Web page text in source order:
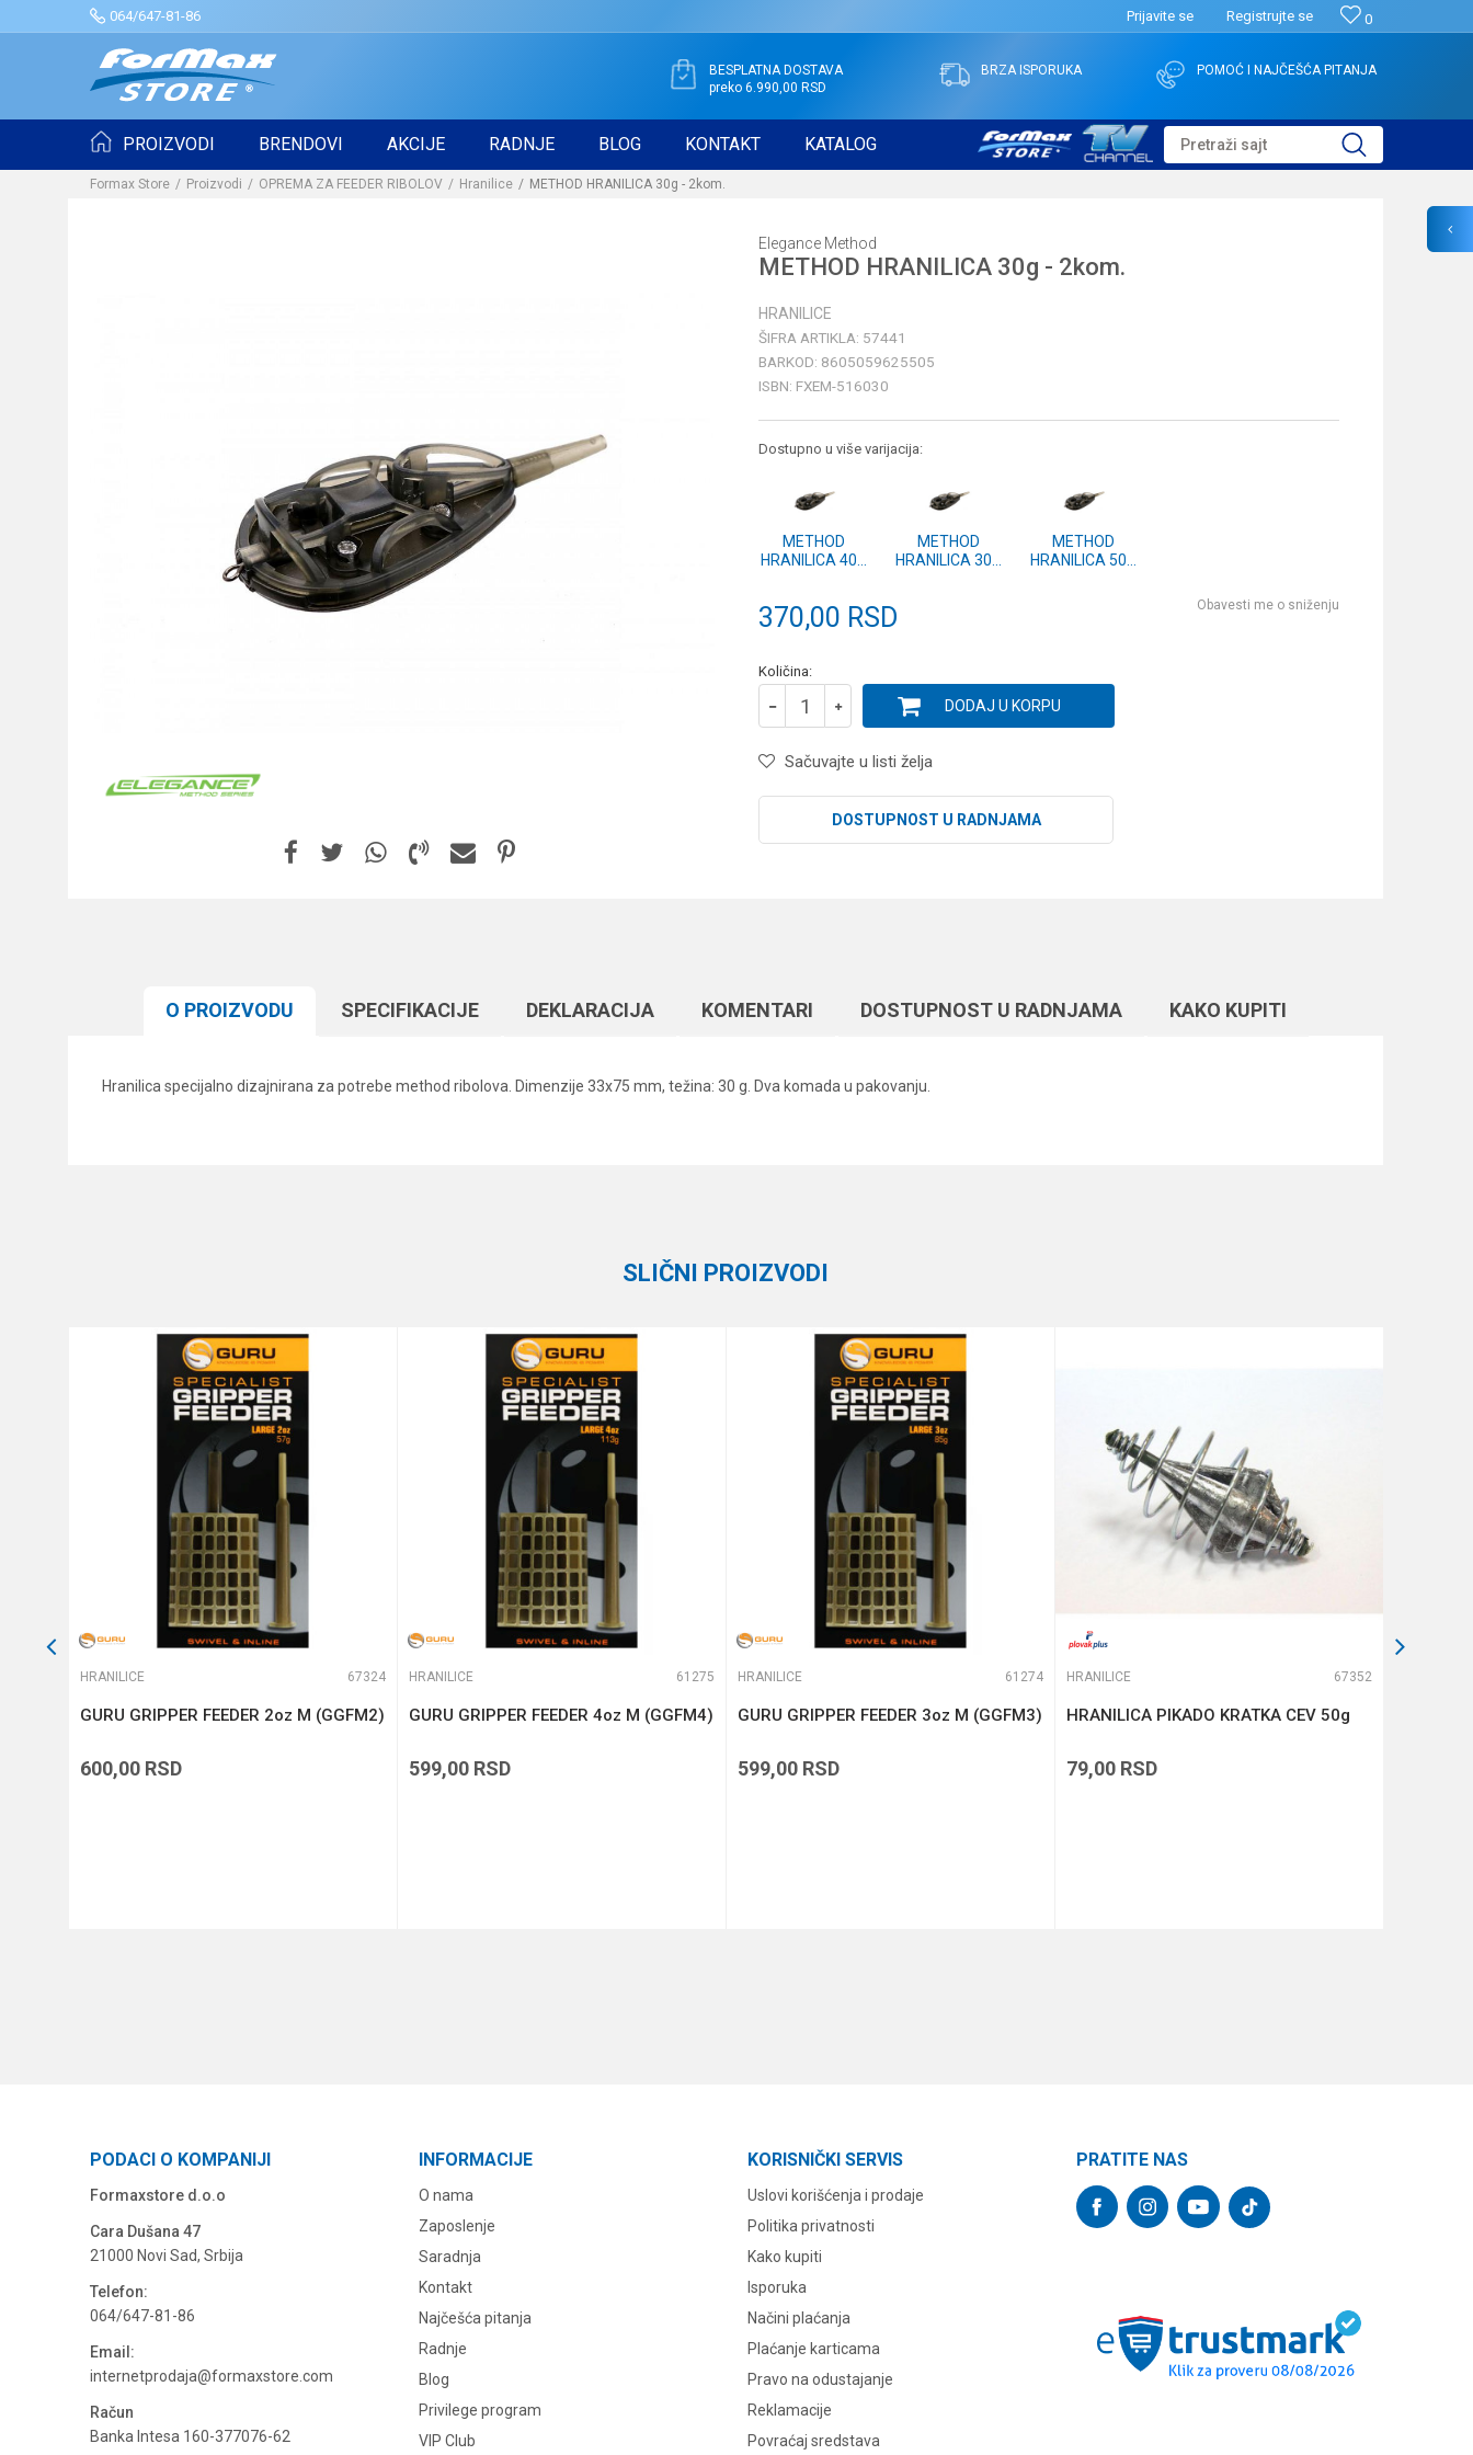
064/647-81-86 0
Prijavite se Registrujte se
BESPLATNA DOSTAVA
preko 6.990,00 RSD
BRZA ISPORUKA POMOĆ I NAJČEŠĆA PITANJA
PROIZVODI BRENDOVI AKCIJE RADNJE BLOG KONTAKT KATALOG Pretraži sajt
Formax Store Proizvodi OPREMA ZA FEEDER RIBOLOV Hranilice METHOD HRANILICA 30g - 2kom.
Elegance Method
METHOD HRANILICA 30g - 2kom.
HRANILICE
ŠIFRA ARTIKLA: 57441
BARKOD: 8605059625505
ISBN: FXEM-516030
Dostupno u više varijacija:
METHOD
HRANILICA 40g
METHOD
HRANILICA 30g
METHOD
HRANILICA 50g
370,00 RSD Obavesti me o sniženju
Količina:
DODAJ U KORPU
Sačuvajte u listi želja
DOSTUPNOST U RADNJAMA
O PROIZVODU SPECIFIKACIJЕ DEKLARACIJA KOMENTARI DOSTUPNOST U RADNJAMA KAKO KUPITI
Hranilica specijalno dizajnirana za potrebe method ribolova. Dimenzije 33x75 mm, težina: 30 g. Dva komada u pakovanju.
Anti-spam zaštita - izračunajte koliko je 2 + 3 :
SLIČNI PROIZVODI
HRANILICE 67324
GURU GRIPPER FEEDER 2oz M (GGFM2)
600,00 RSD
HRANILICE 61275
GURU GRIPPER FEEDER 4oz M (GGFM4)
599,00 RSD
HRANILICE 61274
GURU GRIPPER FEEDER 3oz M (GGFM3)
599,00 RSD
HRANILICE 67352
HRANILICA PIKADO KRATKA CEV 50g
79,00 RSD
PODACI O KOMPANIJI
Formaxstore d.o.o
Cara Dušana 47
21000 Novi Sad, Srbija
Telefon:
064/647-81-86
Email:
internetprodaja@formaxstore.com
Račun
Banka Intesa 160-377076-62
INFORMACIJE
O nama
Zaposlenje
Saradnja
Kontakt
Najčešća pitanja
Radnje
Blog
Privilege program
VIP Club
KORISNIČKI SERVIS
Uslovi korišćenja i prodaje
Politika privatnosti
Kako kupiti
Isporuka
Načini plaćanja
Plaćanje karticama
Pravo na odustajanje
Reklamacije
Povraćaj sredstava
PRATITE NAS